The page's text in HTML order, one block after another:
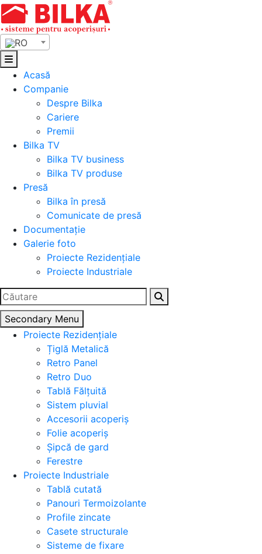
Skip
to
content
RO
Acasă
Companie
Despre Bilka
Cariere
Premii
Bilka TV
Bilka TV business
Bilka TV produse
Presă
Bilka în presă
Comunicate de presă
Documentație
Galerie foto
Proiecte Rezidențiale
Proiecte Industriale
Caută
după:
Secondary Menu
Proiecte Rezidențiale
Țiglă Metalică
Retro Panel
Retro Duo
Tablă Fălțuită
Sistem pluvial
Accesorii acoperiș
Folie acoperiș
Șipcă de gard
Ferestre
Proiecte Industriale
Tablă cutată
Panouri Termoizolante
Profile zincate
Casete structurale
Sisteme de fixare